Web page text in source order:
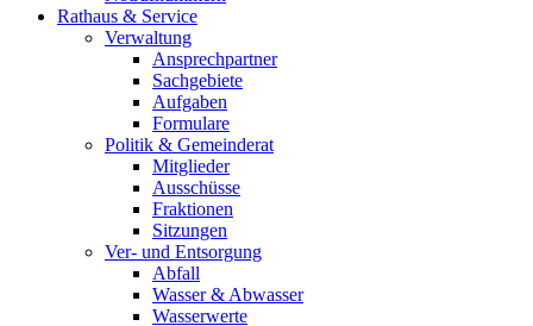
Rathaus & Service
Verwaltung
Ansprechpartner
Sachgebiete
Aufgaben
Formulare
Politik & Gemeinderat
Mitglieder
Ausschüsse
Fraktionen
Sitzungen
Ver- und Entsorgung
Abfall
Wasser & Abwasser
Wasserwerte